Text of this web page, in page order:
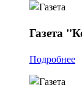
Газета
Подробнее